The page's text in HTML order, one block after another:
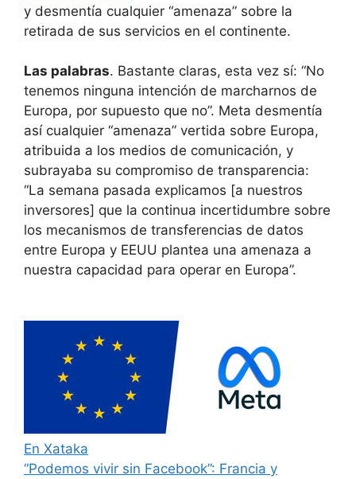
y desmentía cualquier “amenaza” sobre la
retirada de sus servicios en el continente.
Las palabras. Bastante claras, esta vez sí: “No
tenemos ninguna intención de marcharnos de
Europa, por supuesto que no”. Meta desmentía
así cualquier “amenaza” vertida sobre Europa,
atribuida a los medios de comunicación, y
subrayaba su compromiso de transparencia:
“La semana pasada explicamos [a nuestros
inversores] que la continua incertidumbre sobre
los mecanismos de transferencias de datos
entre Europa y EEUU plantea una amenaza a
nuestra capacidad para operar en Europa”.
En Xataka
“Podemos vivir sin Facebook”: Francia y